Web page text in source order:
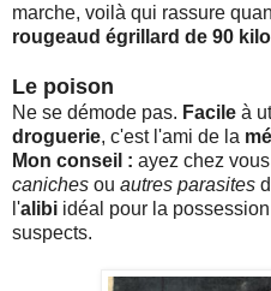
marche, voilà qui rassure
rougeaud égrillard de 90
Le poison
Ne se démode pas. Facile à
droguerie, c'est l'ami de la
Mon conseil : ayez chez
caniches ou autres parasites
l'alibi idéal pour la
suspects.